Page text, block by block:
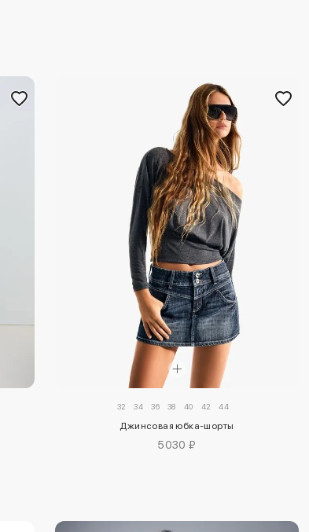
32 34 36 38 40 42 44
Джинсовая юбка-шорты
5030 ₽